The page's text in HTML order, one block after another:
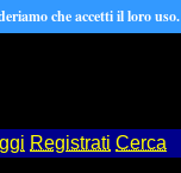
Registrati Cerca
che accetti il loro uso.